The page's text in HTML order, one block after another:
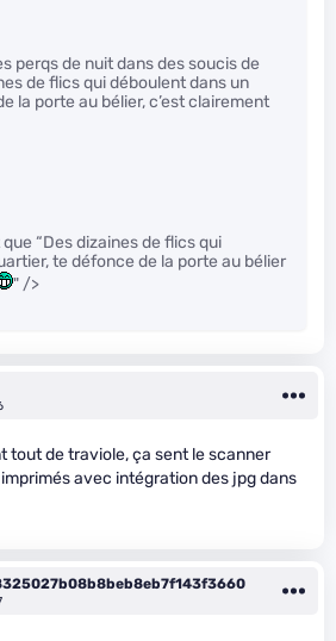
perqs de nuit dans des soucis de
de flics qui déboulent dans un
la porte au bélier, c’est clairement
“Des dizaines de flics qui
te défonce de la porte au bélier
" />
tout de traviole, ça sent le scanner
avec intégration des jpg dans